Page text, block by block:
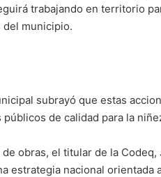
trabajando en territorio
municipio.
subrayó que estas
de calidad para la
obras, el titular de la
estrategia nacional